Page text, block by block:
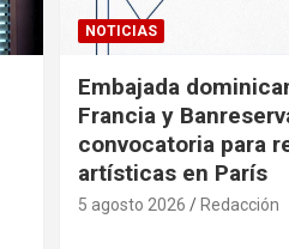
NOTICIAS
Embajada
Francia y
convocatoria para
artísticas en París
5 agosto 2026 Redacción